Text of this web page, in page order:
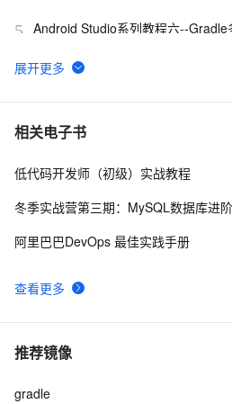
5 Android Studio系列教程六--Gradle
6 （几个gradle）gradle工程的环境搭
7 开发这么久，gradle 和 gradlew 啥
8 improving Gradle build performance
相关电子书
查看更多
低代码开发师（初级）实战教程
冬季实战营第三期：MySQL数据库进
阿里巴巴DevOps 最佳实践手册
推荐镜像
gradle